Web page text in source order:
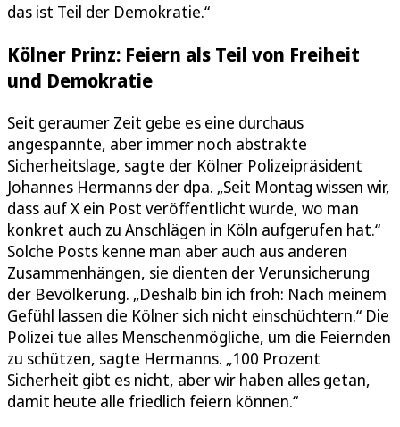
das ist Teil der Demokratie.“
Kölner Prinz: Feiern als Teil von Freiheit
und Demokratie
Seit geraumer Zeit gebe es eine durchaus
angespannte, aber immer noch abstrakte
Sicherheitslage, sagte der Kölner Polizeipräsident
Johannes Hermanns der dpa. „Seit Montag wissen wir,
dass auf X ein Post veröffentlicht wurde, wo man
konkret auch zu Anschlägen in Köln aufgerufen hat.“
Solche Posts kenne man aber auch aus anderen
Zusammenhängen, sie dienten der Verunsicherung
der Bevölkerung. „Deshalb bin ich froh: Nach meinem
Gefühl lassen die Kölner sich nicht einschüchtern.“ Die
Polizei tue alles Menschenmögliche, um die Feiernden
zu schützen, sagte Hermanns. „100 Prozent
Sicherheit gibt es nicht, aber wir haben alles getan,
damit heute alle friedlich feiern können.“